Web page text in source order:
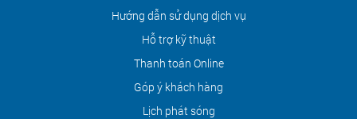
Hướng dẫn sử dụng dịch vụ
Hỗ trợ kỹ thuật
Thanh toán Online
Góp ý khách hàng
Lịch phát sóng